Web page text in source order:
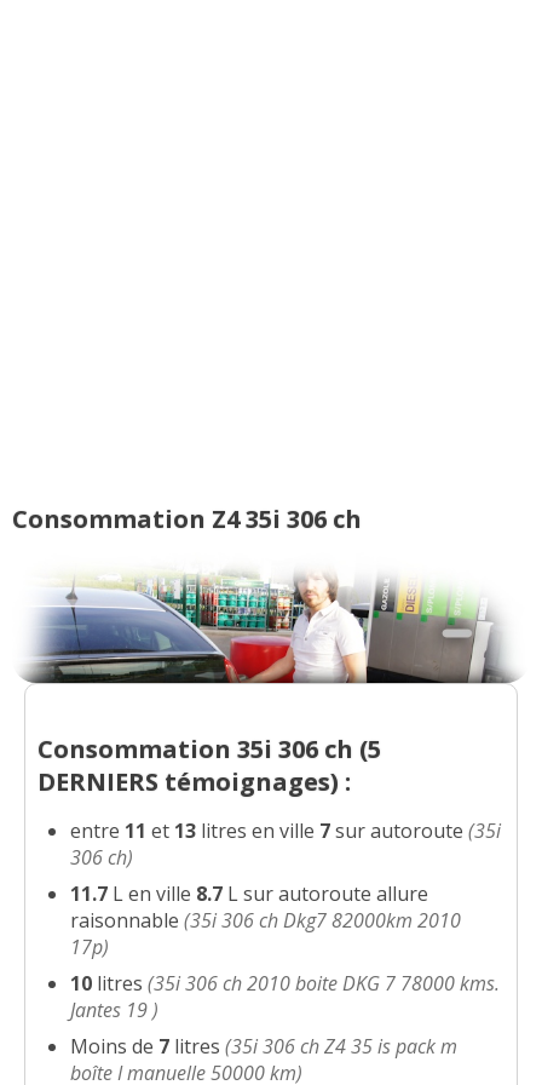
Consommation Z4 35i 306 ch
Consommation 35i 306 ch (5
DERNIERS témoignages) :
entre 11 et 13 litres en ville 7sur autoroute(35i
306 ch)
11.7 L en ville 8.7 L sur autoroute allure
raisonnable(35i 306 ch Dkg7 82000km 2010
17p)
10 litres(35i 306 ch 2010 boite DKG 7 78000 kms.
Jantes 19 )
Moins de 7 litres(35i 306 ch Z4 35 is pack m
boîte I manuelle 50000 km)